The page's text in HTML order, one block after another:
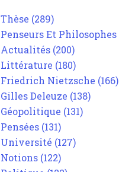
Thèse (289)
Penseurs Et Philosophes
Actualités (200)
Littérature (180)
Friedrich Nietzsche (166)
Gilles Deleuze (138)
Géopolitique (131)
Pensées (131)
Université (127)
Notions (122)